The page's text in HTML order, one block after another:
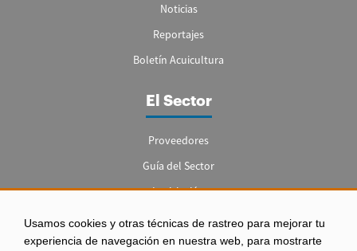
Usamos cookies y otras técnicas de rastreo para mejorar tu
experiencia de navegación en nuestra web, para mostrarte
Noticias
Reportajes
Boletín Acuicultura
El Sector
Proveedores
Guía del Sector
Legislación
Empleo